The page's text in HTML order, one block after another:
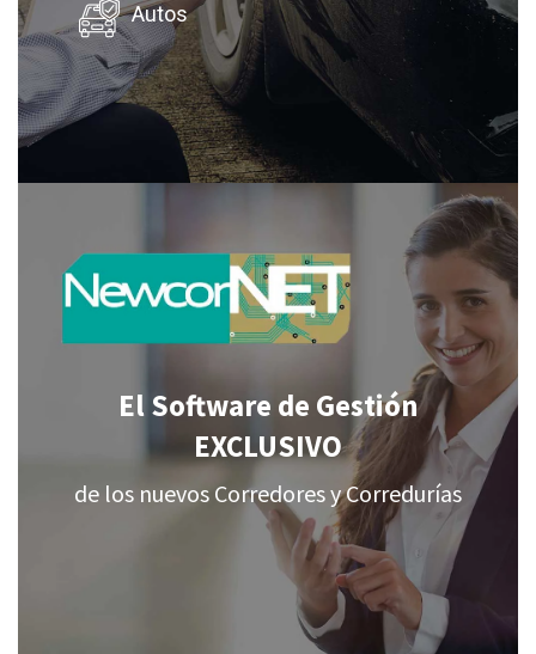
Autos
El Software de Gestión
EXCLUSIVO
de los nuevos Corredores y Corredurías